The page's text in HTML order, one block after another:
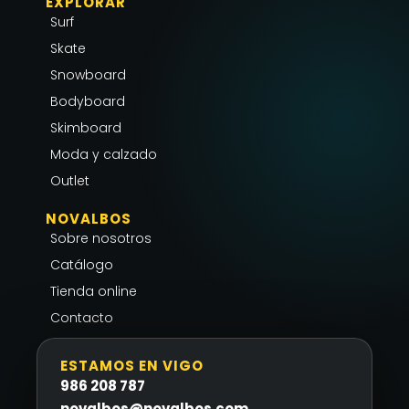
t
a
g
r
a
m
e
o
k
f
Surf
Skate
Snowboard
Bodyboard
Skimboard
Moda y calzado
Outlet
NOVALBOS
Sobre nosotros
Catálogo
Tienda online
Contacto
ESTAMOS EN VIGO
986 208 787